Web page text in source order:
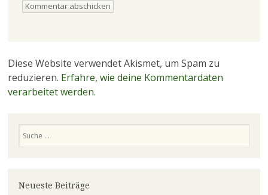
Diese Website verwendet Akismet, um Spam zu
reduzieren. Erfahre, wie deine Kommentardaten
verarbeitet werden.
Neueste Beiträge